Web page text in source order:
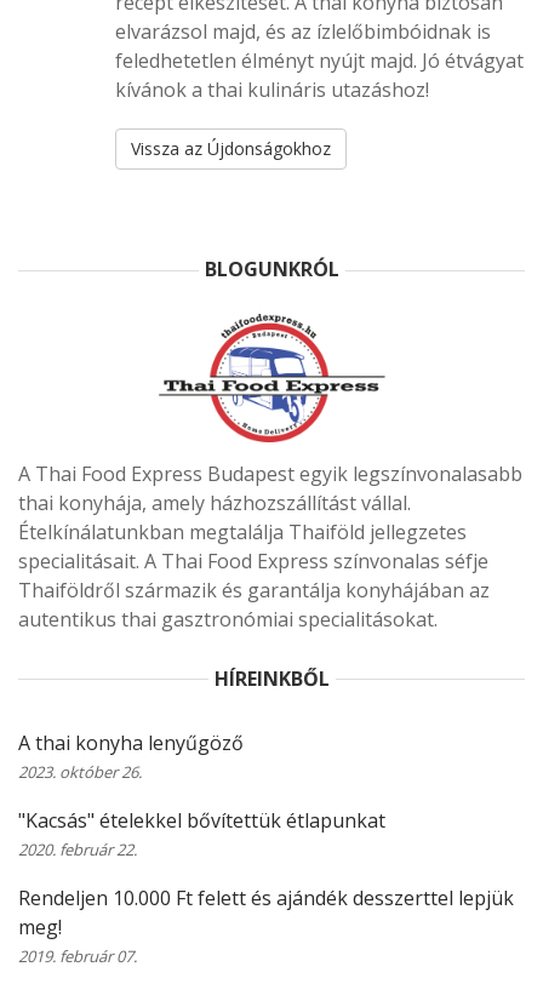
elvarázsol majd, és az ízlelőbimbóidnak is
feledhetetlen élményt nyújt majd. Jó étvágyat
kívánok a thai kulináris utazáshoz!
Vissza az Újdonságokhoz
BLOGUNKRÓL
A Thai Food Express Budapest egyik legszínvonalasabb
thai konyhája, amely házhozszállítást vállal.
Ételkínálatunkban megtalálja Thaiföld jellegzetes
specialitásait. A Thai Food Express színvonalas séfje
Thaiföldről származik és garantálja konyhájában az
autentikus thai gasztronómiai specialitásokat.
HÍREINKBŐL
A thai konyha lenyűgöző
2023. október 26.
"Kacsás" ételekkel bővítettük étlapunkat
2020. február 22.
Rendeljen 10.000 Ft felett és ajándék desszerttel lepjük
meg!
2019. február 07.